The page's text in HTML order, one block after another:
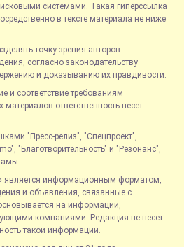
системами. Такая гиперссылка
в тексте материала не ниже
точку зрения авторов
согласно законодательству
и доказыванию их правдивости.
и соответствие требованиям
ответственность несет
"Пресс-релиз", "Спецпроект",
"Благотворительность" и "Резонанс",
является информационным форматом,
и объявления, связанные с
на информации,
компаниями. Редакция не несет
такой информации.